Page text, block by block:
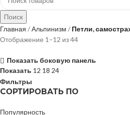
Поиск
Главная
Альпинизм
Петли,
Отображение 1–12 из 44
Показать боковую панель
Показать 12 18 24
Фильтры
СОРТИРОВАТЬ ПО
Популярность